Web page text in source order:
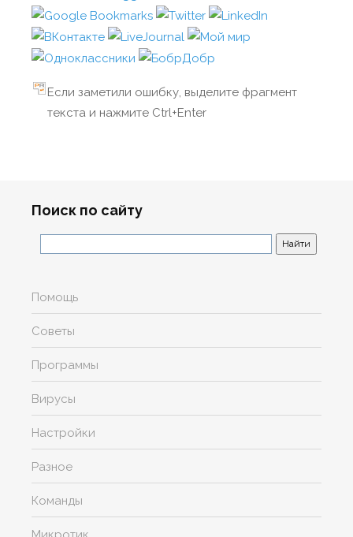
Если заметили ошибку, выделите фрагмент
текста и нажмите Ctrl+Enter
Поиск по сайту
Помощь
Советы
Программы
Вирусы
Настройки
Разное
Команды